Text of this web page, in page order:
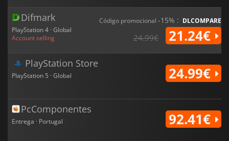
Difmark
PlayStation 4 · Global
Account selling
Código promocional -15% : DLCOMPARE
24.99€ 21.24€
PlayStation Store
PlayStation 5 · Global 24.99€
PcComponentes
Entrega · Portugal 92.41€